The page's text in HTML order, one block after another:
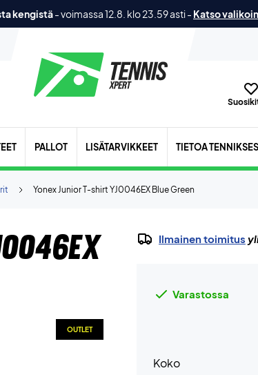
kengistä-voimassa 12.8. klo 23.59 asti- Katso
PALLOT LISÄTARVIKKEET TIETOA
Yonex Junior T-shirt YJ0046EX Blue Green
OUTLET
Ilmainen toimitus
Varastossa
Koko